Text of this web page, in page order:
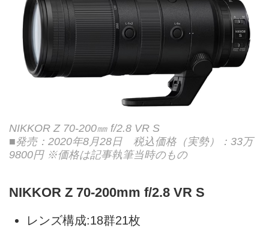
NIKKOR Z 70-200㎜ f/2.8 VR S
■発売：2020年8月28日 税込価格（実勢）：33万
9800円 ※価格は記事執筆当時のもの
NIKKOR Z 70-200mm f/2.8 VR S
レンズ構成:18群21枚